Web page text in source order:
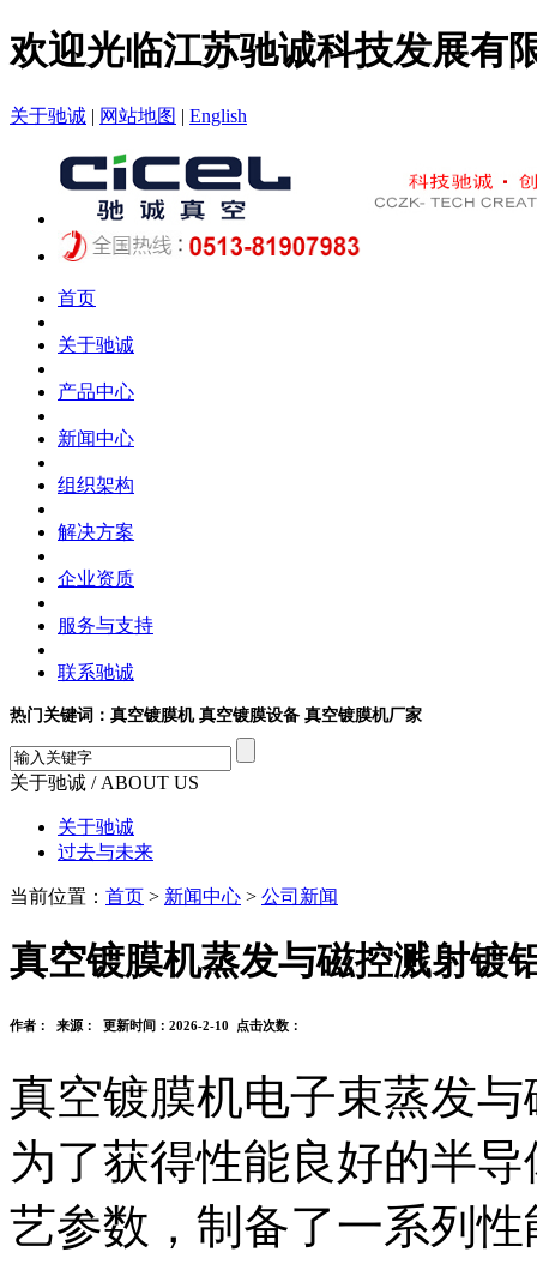
欢迎光临江苏驰诚科技发展有
关于驰诚 | 网站地图 | English
首页
关于驰诚
产品中心
新闻中心
组织架构
解决方案
企业资质
服务与支持
联系驰诚
热门关键词：真空镀膜机 真空镀膜设备 真空镀膜机厂家
关于驰诚 / ABOUT US
关于驰诚
过去与未来
当前位置： 首页 > 新闻中心 > 公司新闻
真空镀膜机蒸发与磁控溅射镀
作者： 来源： 更新时间：2026-2-10 点击次数：
真空镀膜机电子束蒸发
为了获得性能良好的半
艺参数，制备了一系列